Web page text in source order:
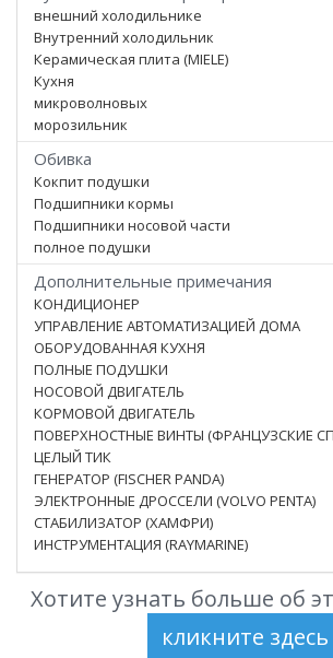
внешний холодильнике
Внутренний холодильник
Керамическая плита (MIELE)
Кухня
микроволновых
морозильник
Обивка
Кокпит подушки
Подшипники кормы
Подшипники носовой части
полное подушки
Дополнительные примечания
КОНДИЦИОНЕР
УПРАВЛЕНИЕ АВТОМАТИЗАЦИЕЙ ДОМА
ОБОРУДОВАННАЯ КУХНЯ
ПОЛНЫЕ ПОДУШКИ
НОСОВОЙ ДВИГАТЕЛЬ
КОРМОВОЙ ДВИГАТЕЛЬ
ПОВЕРХНОСТНЫЕ ВИНТЫ (ФРАНЦУЗСКИЕ
ЦЕЛЫЙ ТИК
ГЕНЕРАТОР (FISCHER PANDA)
ЭЛЕКТРОННЫЕ ДРОССЕЛИ (VOLVO PENTA)
СТАБИЛИЗАТОР (ХАМФРИ)
ИНСТРУМЕНТАЦИЯ (RAYMARINE)
Хотите узнать больше об